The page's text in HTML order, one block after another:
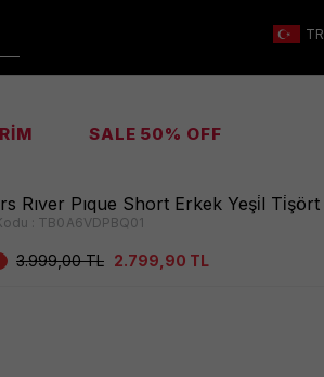
TR
SALE 50% OFF
Rıver Pıque Short Erkek Yeşi̇l Ti̇şört
: TB0A6VDPBQ01
3.999,00TL 2.799,90 TL